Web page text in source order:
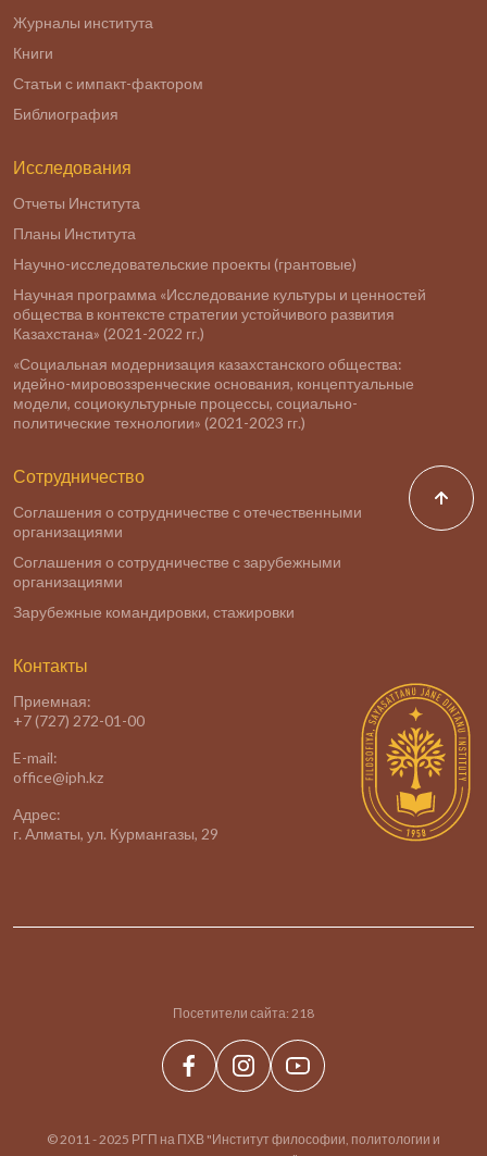
Журналы института
Книги
Статьи с импакт-фактором
Библиография
Исследования
Отчеты Института
Планы Института
Научно-исследовательские проекты (грантовые)
Научная программа «Исследование культуры и ценностей
общества в контексте стратегии устойчивого развития
Казахстана» (2021-2022 гг.)
«Социальная модернизация казахстанского общества:
идейно-мировоззренческие основания, концептуальные
модели, социокультурные процессы, социально-
политические технологии» (2021-2023 гг.)
Сотрудничество
Соглашения о сотрудничестве с отечественными
организациями
Соглашения о сотрудничестве с зарубежными
организациями
Зарубежные командировки, стажировки
Контакты
Приемная:
+7 (727) 272-01-00
E-mail:
office@iph.kz
Адрес:
г. Алматы, ул. Курмангазы, 29
Посетители сайта: 218
© 2011 - 2025 РГП на ПХВ "Институт философии, политологии и